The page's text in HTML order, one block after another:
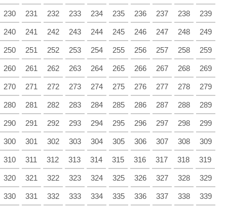
230 231 232 233 234 235 236 237 238 239
240 241 242 243 244 245 246 247 248 249
250 251 252 253 254 255 256 257 258 259
260 261 262 263 264 265 266 267 268 269
270 271 272 273 274 275 276 277 278 279
280 281 282 283 284 285 286 287 288 289
290 291 292 293 294 295 296 297 298 299
300 301 302 303 304 305 306 307 308 309
310 311 312 313 314 315 316 317 318 319
320 321 322 323 324 325 326 327 328 329
330 331 332 333 334 335 336 337 338 339